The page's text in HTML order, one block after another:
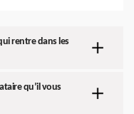
rentre dans les
qu’il vous